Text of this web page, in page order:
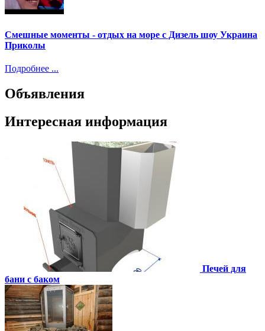
Смешные моменты - отдых на море с Дизель шоу Украина
Приколы
Подробнее ...
Объявления
Интересная информация
Печей для
бани с баком